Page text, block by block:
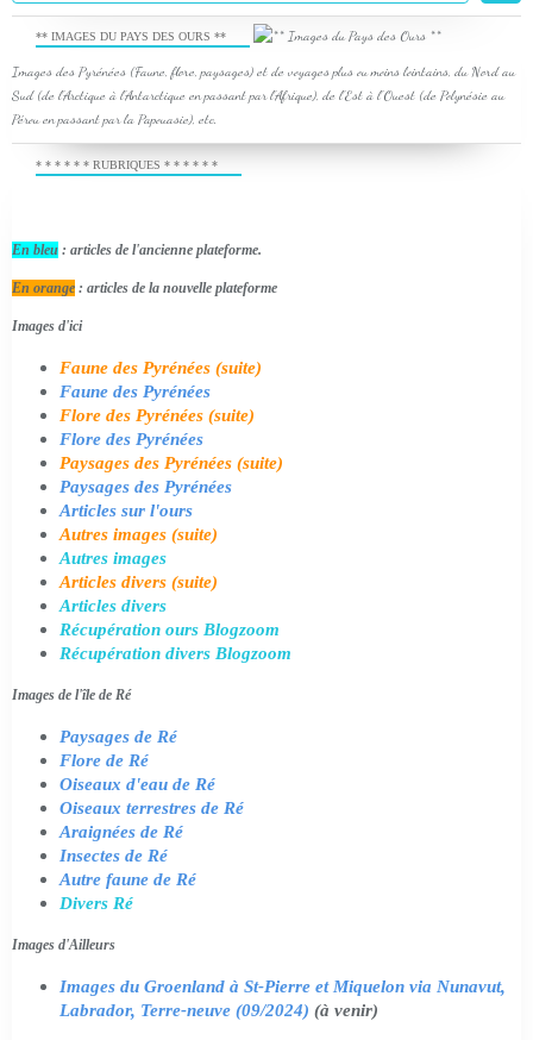
** IMAGES DU PAYS DES OURS **
Images des Pyrénées (Faune, flore, paysages) et de voyages plus ou moins lointains, du Nord au
Sud (de l'Arctique à l'Antarctique en passant par l'Afrique), de l'Est à l'Ouest (de Polynésie au
Pérou en passant par la Papouasie), etc.
* * * * * * RUBRIQUES * * * * * *
En bleu : articles de l'ancienne plateforme.
En orange : articles de la nouvelle plateforme
Images d'ici
Faune des Pyrénées (suite)
Faune des Pyrénées
Flore des Pyrénées (suite)
Flore des Pyrénées
Paysages des Pyrénées (suite)
Paysages des Pyrénées
Articles sur l'ours
Autres images (suite)
Autres images
Articles divers (suite)
Articles divers
Récupération ours Blogzoom
Récupération divers Blogzoom
Images de l'île de Ré
Paysages de Ré
Flore de Ré
Oiseaux d'eau de Ré
Oiseaux terrestres de Ré
Araignées de Ré
Insectes de Ré
Autre faune de Ré
Divers Ré
Images d'Ailleurs
Images du Groenland à St-Pierre et Miquelon via Nunavut,
Labrador, Terre-neuve (09/2024) (à venir)